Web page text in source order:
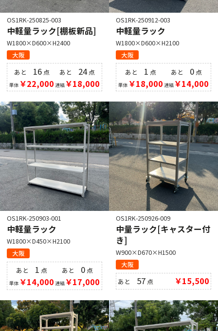
OS1RK-250825-003
中軽量ラック[棚板新品]
W1800×D600×H2400
大阪
あと 16点
単体 ￥22,000
あと 24点
連結￥18,000
OS1RK-250912-003
中軽量ラック
W1800×D600×H2100
大阪
あと 1 点
単体 ￥18,000
あと 0点
連結￥14,000
OS1RK-250903-001
中軽量ラック
W1800×D450×H2100
大阪
あと 1 点
単体 ￥14,000
あと 0点
連結￥17,000
OS1RK-250926-009
中量ラック[キャスター付
き]
W900×D670×H1500
大阪
あと 57 点 ￥15,500